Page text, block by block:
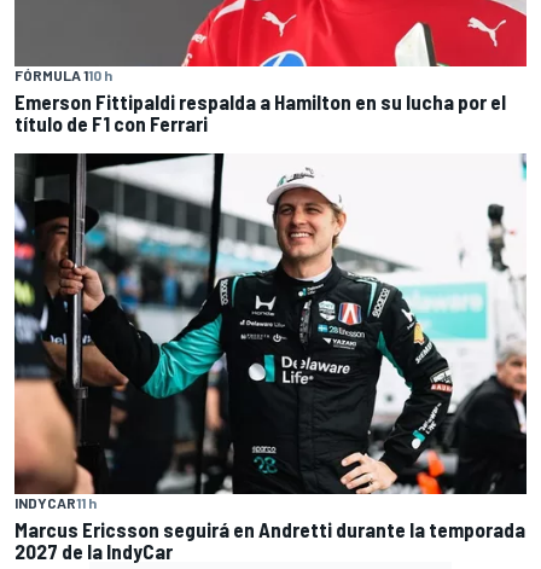
FÓRMULA 110 h
Emerson Fittipaldi respalda a Hamilton en su lucha por el
título de F1 con Ferrari
INDYCAR11 h
Marcus Ericsson seguirá en Andretti durante la temporada
2027 de la IndyCar